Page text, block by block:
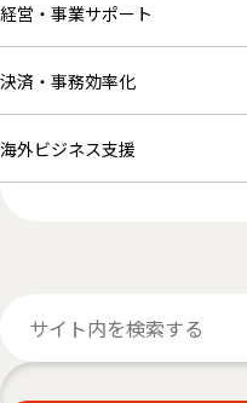
経営・事業サポート
決済・事務効率化
海外ビジネス支援